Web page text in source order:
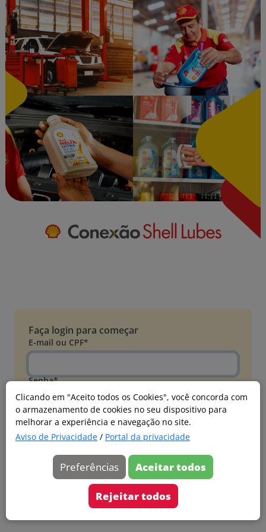
Clicando em "Aceito todos os Cookies", você concorda com
o armazenamento de cookies no seu dispositivo para
melhorar a experiência e navegação no site.
Aviso de Privacidade / Portal da privacidade
Preferências Aceitar todos
Rejeitar todos
Faça login para começar
E-mail ou CPF*
Senha*
Esqueci minha senha
Entrar
Acessar com Microsoft
Ainda não faz parte?
Cadastre-se
Versão 20260805.7